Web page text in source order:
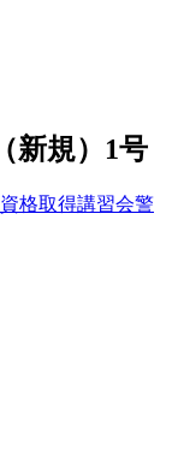
新規）1号
資格取得講習会警